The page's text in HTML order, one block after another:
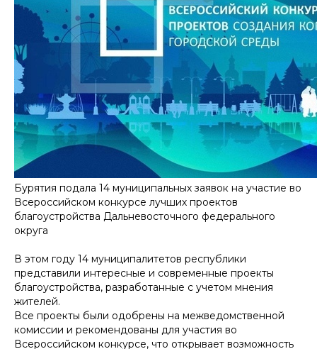
Бурятия подала 14 муниципальных заявок на участие во
Всероссийском конкурсе лучших проектов
благоустройства Дальневосточного федерального
округа
В этом году 14 муниципалитетов республики
представили интересные и современные проекты
благоустройства, разработанные с учетом мнения
жителей.
Все проекты были одобрены на межведомственной
комиссии и рекомендованы для участия во
Всероссийском конкурсе, что открывает возможность